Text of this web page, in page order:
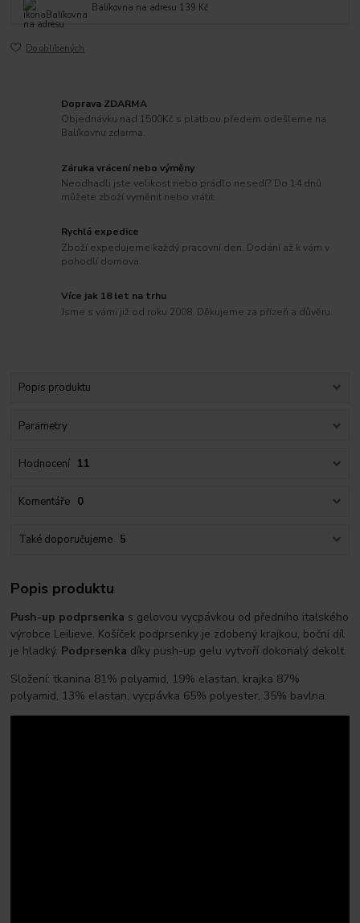
Balíkovna na adresu 139 Kč
Do oblíbených
Doprava ZDARMA
Objednávku nad 1500Kč s platbou předem odešleme na
Balíkovnu zdarma.
Záruka vrácení nebo výměny
Neodhadli jste velikost nebo prádlo nesedí? Do 14 dnů
můžete zboží vyměnit nebo vrátit.
Rychlá expedice
Zboží expedujeme každý pracovní den. Dodání až k vám v
pohodlí domova.
Více jak 18 let na trhu
Jsme s vámi již od roku 2008. Děkujeme za přízeň a důvěru.
Popis produktu
Parametry
Hodnocení 11
Komentáře 0
Také doporučujeme 5
Popis produktu
Push-up podprsenka s gelovou vycpávkou od předního italského
výrobce Leilieve. Košíček podprsenky je zdobený krajkou, boční díl
je hladký. Podprsenka díky push-up gelu vytvoří dokonalý dekolt.
Složení: tkanina 81% polyamid, 19% elastan, krajka 87%
polyamid, 13% elastan, vycpávka 65% polyester, 35% bavlna.